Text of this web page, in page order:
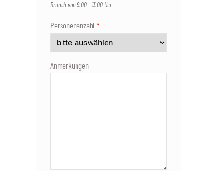
Brunch von 9.00 - 13.00 Uhr
Personenanzahl *
Anmerkungen